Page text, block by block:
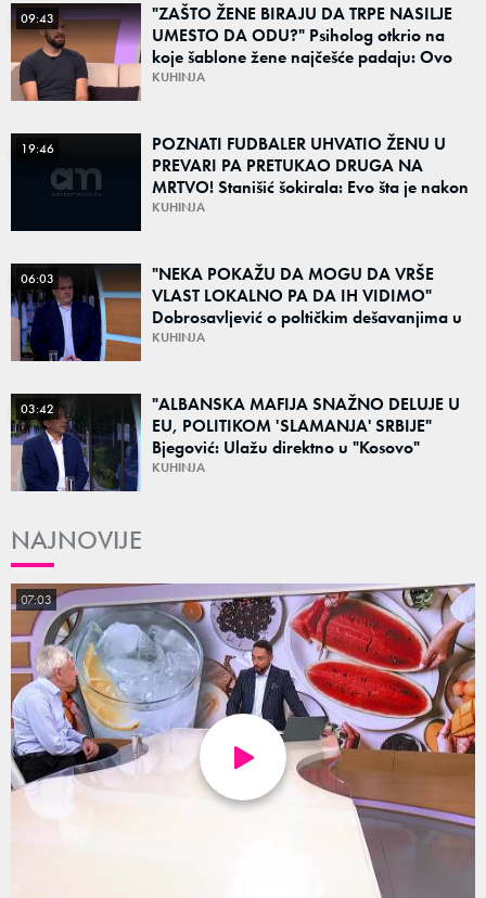
09:43
"ZAŠTO ŽENE BIRAJU DA TRPE NASILJE
UMESTO DA ODU?" Psiholog otkrio na
koje šablone žene najčešće padaju: Ovo
uglavnom govore
KUHINJA
19:46
POZNATI FUDBALER UHVATIO ŽENU U
PREVARI PA PRETUKAO DRUGA NA
MRTVO! Stanišić šokirala: Evo šta je nakon
toga uradio sa ženom
KUHINJA
06:03
"NEKA POKAŽU DA MOGU DA VRŠE
VLAST LOKALNO PA DA IH VIDIMO"
Dobrosavljević o poltičkim dešavanjima u
Srbiji:
KUHINJA
03:42
"ALBANSKA MAFIJA SNAŽNO DELUJE U
EU, POLITIKOM 'SLAMANJA' SRBIJE"
Bjegović: Ulažu direktno u "Kosovo"
prljavim NARKO KAPITALOM!
KUHINJA
NAJNOVIJE
07:03